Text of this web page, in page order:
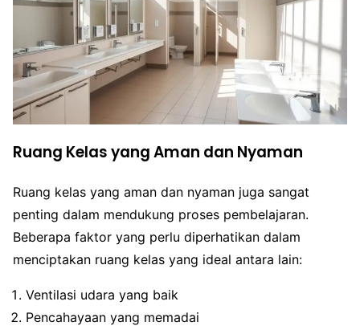
Ruang Kelas yang Aman dan Nyaman
Ruang kelas yang aman dan nyaman juga sangat
penting dalam mendukung proses pembelajaran.
Beberapa faktor yang perlu diperhatikan dalam
menciptakan ruang kelas yang ideal antara lain:
Ventilasi udara yang baik
Pencahayaan yang memadai